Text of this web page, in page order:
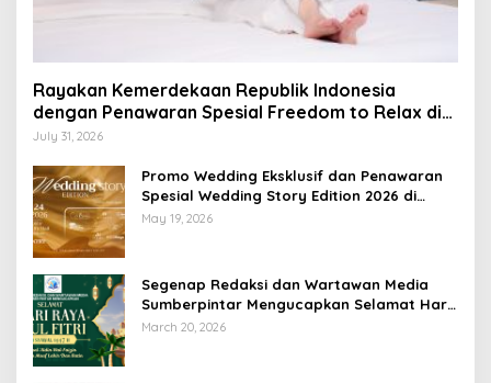
Rayakan Kemerdekaan Republik Indonesia
dengan Penawaran Spesial Freedom to Relax di
Holiday Inn Lampung Bukit Randu
July 31, 2026
Promo Wedding Eksklusif dan Penawaran
Spesial Wedding Story Edition 2026 di
Swiss-Belhotel Lampung
May 19, 2026
Segenap Redaksi dan Wartawan Media
Sumberpintar Mengucapkan Selamat Hari
Raya Idul Fitri 1447 Hijriyah / 2026 M
March 20, 2026